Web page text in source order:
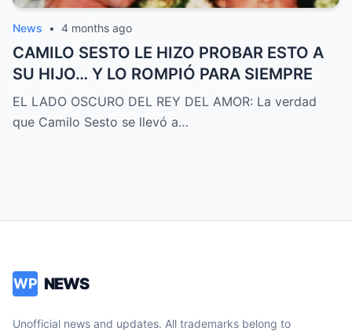
News • 4 months ago
CAMILO SESTO LE HIZO PROBAR ESTO A
SU HIJO… Y LO ROMPIÓ PARA SIEMPRE
EL LADO OSCURO DEL REY DEL AMOR: La verdad
que Camilo Sesto se llevó a…
WP NEWS
Unofficial news and updates. All trademarks belong to